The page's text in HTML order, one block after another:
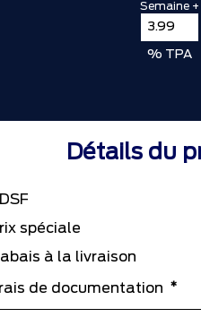
Détails du
spéciale
à la livraison
de documentation *
Semaine
% TPA